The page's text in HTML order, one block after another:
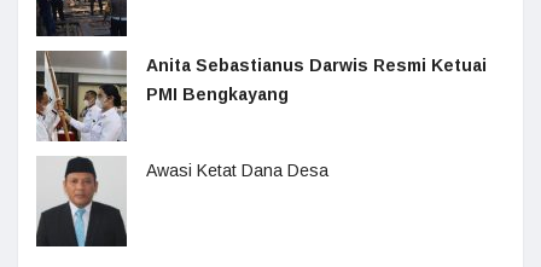
Anita Sebastianus Darwis Resmi Ketuai
PMI Bengkayang
Awasi Ketat Dana Desa